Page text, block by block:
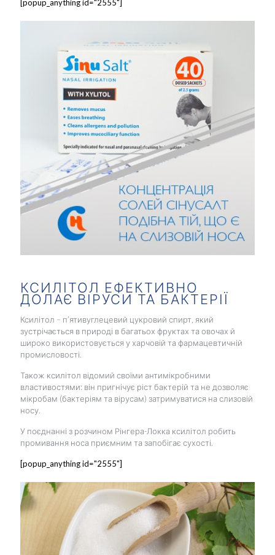
[popup_anything id="2555"]
КСИЛІТОЛ ЕФЕКТИВНО
ДОЛАЄ ВІРУСИ ТА БАКТЕРІЇ
Ксилітол – п’ятивуглецевий цукровий спирт, який
зустрічається в природі в багатьох фруктах та овочах й
широко використовується у харчовій та фармацевтичній
промисловості.
Також ксилітол відомий своїми антимікробними
властивостями: він пригнічує ріст бактерій та не дозволяє
мікробам (бактеріям та вірусам) затримуватися на слизовій
носу.
У поєднанні з розчином Рінгера-Локка ксилітол робить
промивання носа приємним та запобігає сухості.
[popup_anything id="2555"]